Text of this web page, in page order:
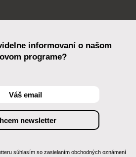
informovaní o našom
programe?
súhlasím so zasielaním obchodných oznámení